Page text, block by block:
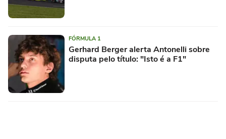
FÓRMULA 1
Gerhard Berger alerta Antonelli sobre
disputa pelo título: "Isto é a F1"